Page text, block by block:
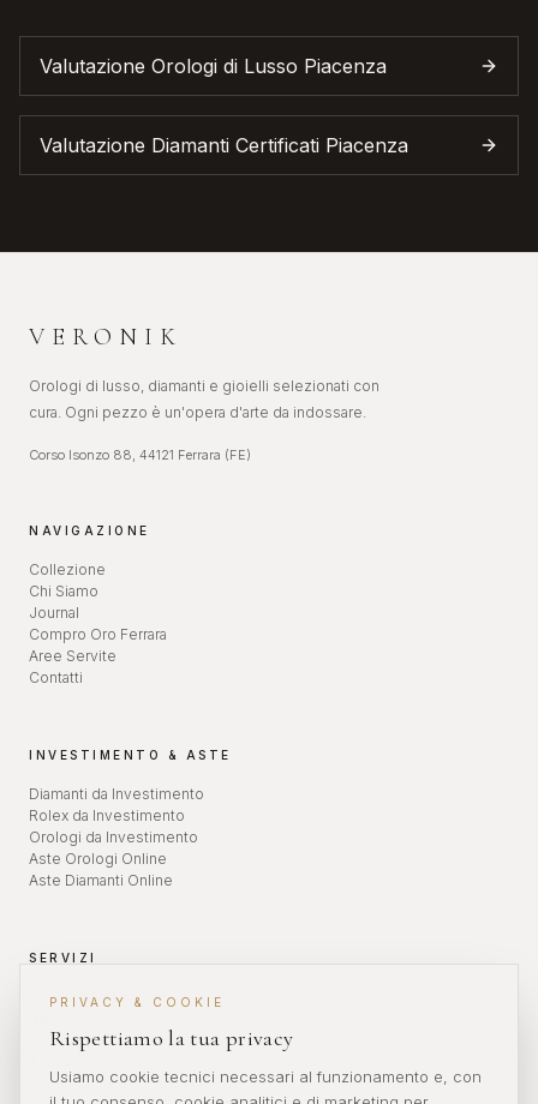
PRIVACY & COOKIE
Rispettiamo la tua privacy
Usiamo cookie tecnici necessari al funzionamento e, con
Valutazione Orologi di Lusso Piacenza
Valutazione Diamanti Certificati Piacenza
VERONIK
Orologi di lusso, diamanti e gioielli selezionati con
cura. Ogni pezzo è un'opera d'arte da indossare.
Corso Isonzo 88, 44121 Ferrara (FE)
NAVIGAZIONE
Collezione
Chi Siamo
Journal
Compro Oro Ferrara
Aree Servite
Contatti
INVESTIMENTO & ASTE
Diamanti da Investimento
Rolex da Investimento
Orologi da Investimento
Aste Orologi Online
Aste Diamanti Online
SERVIZI
Valutazione Orologi
Diamanti da Investimento